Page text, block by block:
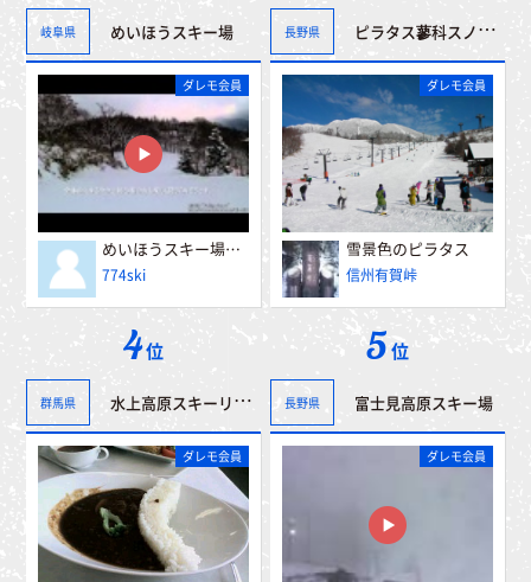
岐阜県 めいほうスキー場
ダレモ会員
めいほうスキー場 α５００山頂～第一レストハウス
774ski
長野県 ピラタス蓼科スノーリゾート
ダレモ会員
雪景色のピラタス
信州有賀峠
4位
群馬県 水上高原スキーリゾート
ダレモ会員
5位
長野県 富士見高原スキー場
ダレモ会員